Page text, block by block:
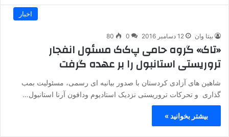
اخبار
بیتا وان 12 دسامبر 2016 0
80
«تاک» گروه حامی پ‌ک‌ک مسئول انفجار
تروریستی استانبول را بر عهده گرفت
شاهین های آزادی کردستان با صدور بیانیه ای رسمی، مسئولیت بمب
گذاری و تحرکات تروریستی نزدیک استادیوم ودافون آرنا استانبول…
بیشتر بخوانید »